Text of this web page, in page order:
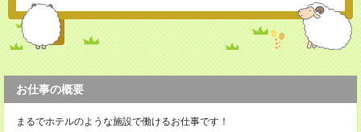
お仕事の概要
まるでホテルのような施設で働けるお仕事です！